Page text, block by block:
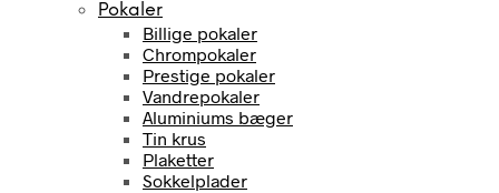
Pokaler
Billige pokaler
Chrompokaler
Prestige pokaler
Vandrepokaler
Aluminiums bæger
Tin krus
Plaketter
Sokkelplader